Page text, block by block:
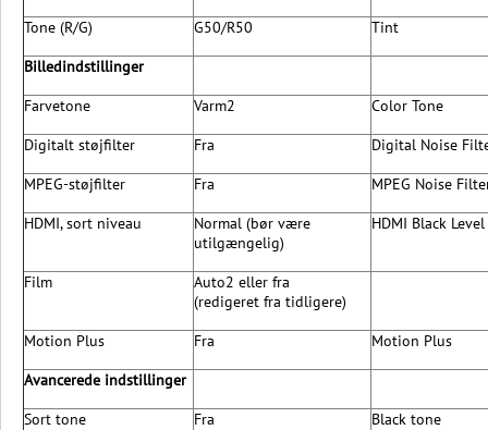
Tone (R/G)
G50/R50
Tint
Billedindstillinger
Farvetone
Varm2
Color Tone
Digitalt støjfilter
Fra
Digital Noise
MPEG-støjfilter
Fra
MPEG Noise
HDMI, sort niveau
Normal (bør være
utilgængelig)
HDMI Black Level
Film
Auto2 eller fra
(redigeret fra tidligere)
Motion Plus
Fra
Motion Plus
Avancerede indstillinger
Sort tone
Fra
Black tone